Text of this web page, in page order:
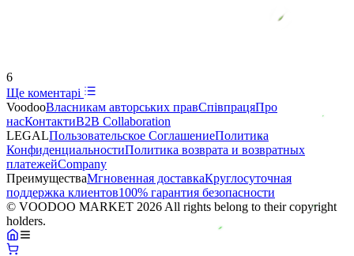
6
Ще коментарі
VoodooВласникам авторських правСпівпрацяПро
насКонтактиB2B Collaboration
LEGALПользовательское СоглашениеПолитика
КонфиденциальностиПолитика возврата и возвратных
платежейCompany
ПреимуществаМгновенная доставкаКруглосуточная
поддержка клиентов100% гарантия безопасности
© VOODOO MARKET 2026 All rights belong to their copyright
holders.